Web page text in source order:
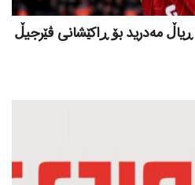
مەدرید بۆ ڕاکێشانی ڤێرجیڵ